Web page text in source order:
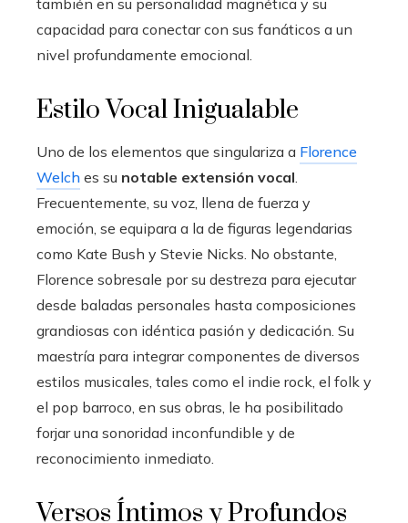
también en su personalidad magnética y su
capacidad para conectar con sus fanáticos a un
nivel profundamente emocional.
Estilo Vocal Inigualable
Uno de los elementos que singulariza a Florence
Welch es su notable extensión vocal.
Frecuentemente, su voz, llena de fuerza y
emoción, se equipara a la de figuras legendarias
como Kate Bush y Stevie Nicks. No obstante,
Florence sobresale por su destreza para ejecutar
desde baladas personales hasta composiciones
grandiosas con idéntica pasión y dedicación. Su
maestría para integrar componentes de diversos
estilos musicales, tales como el indie rock, el folk y
el pop barroco, en sus obras, le ha posibilitado
forjar una sonoridad inconfundible y de
reconocimiento inmediato.
Versos Íntimos y Profundos